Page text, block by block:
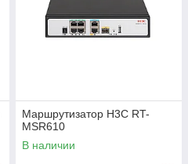
Маршрутизатор H3C RT-
MSR610
В наличии